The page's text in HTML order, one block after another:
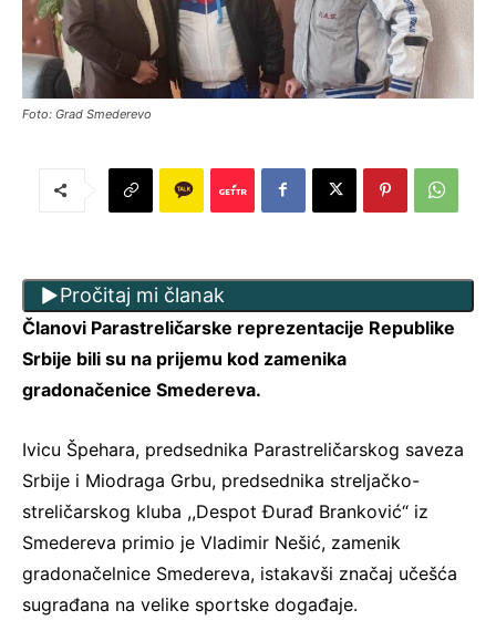
Foto: Grad Smederevo
Pročitaj mi članak
Članovi Parastreličarske reprezentacije Republike
Srbije bili su na prijemu kod zamenika
gradonačenice Smedereva.
Ivicu Špehara, predsednika Parastreličarskog saveza
Srbije i Miodraga Grbu, predsednika streljačko-
streličarskog kluba ,,Despot Đurađ Branković“ iz
Smedereva primio je Vladimir Nešić, zamenik
gradonačelnice Smedereva, istakavši značaj učešća
sugrađana na velike sportske događaje.